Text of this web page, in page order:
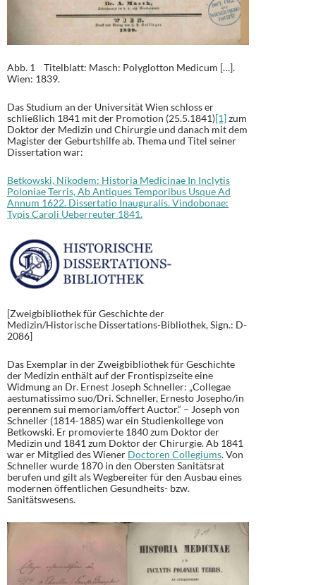
Abb. 1 Titelblatt: Masch: Polyglotton Medicum […].
Wien: 1839.
Das Studium an der Universität Wien schloss er
schließlich 1841 mit der Promotion (25.5.1841)[1]zum
Doktor der Medizin und Chirurgie und danach mit dem
Magister der Geburtshilfe ab. Thema und Titel seiner
Dissertation war:
Betkowski, Nikodem: Historia Medicinae In Inclytis
Poloniae Terris, Ab Antiques Temporibus Usque Ad
Annum 1622. Dissertatio Inauguralis. Vindobonae:
Typis Caroli Ueberreuter 1841.
[Zweigbibliothek für Geschichte der
Medizin/Historische Dissertations-Bibliothek, Sign.: D-
2086]
Das Exemplar in der Zweigbibliothek für Geschichte
der Medizin enthält auf der Frontispizseite eine
Widmung an Dr. Ernest Joseph Schneller: „Collegae
aestumatissimo suo/Dri. Schneller, Ernesto Josepho/in
perennem sui memoriam/offert Auctor.“ – Joseph von
Schneller (1814-1885) war ein Studienkollege von
Betkowski. Er promovierte 1840 zum Doktor der
Medizin und 1841 zum Doktor der Chirurgie. Ab 1841
war er Mitglied des Wiener Doctoren Collegiums. Von
Schneller wurde 1870 in den Obersten Sanitätsrat
berufen und gilt als Wegbereiter für den Ausbau eines
modernen öffentlichen Gesundheits- bzw.
Sanitätswesens.